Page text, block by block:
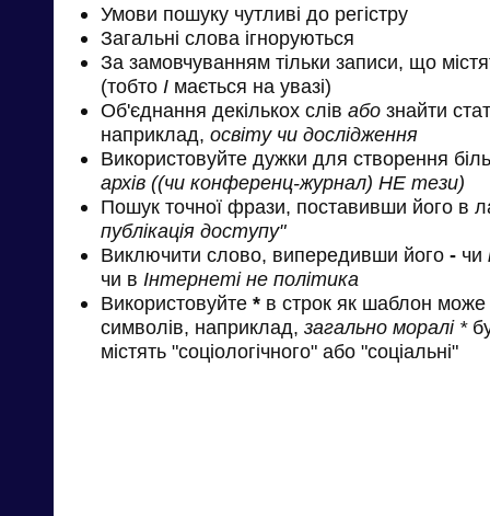
Умови пошуку чутливі до регістру
Загальні слова ігноруються
За замовчуванням тільки записи, що
(тобто І мається на увазі)
Об'єднання декількох слів або знайти
наприклад, освіту чи дослідження
Використовуйте дужки для створення
архів ((чи конференц-журнал) НЕ тези)
Пошук точної фрази, поставивши його в
публікація доступу"
Виключити слово, випередивши його - чи
чи в Інтернеті не політика
Використовуйте * в строк як шаблон може
символів, наприклад, загально моралі *
містять "соціологічного" або "соціальні"